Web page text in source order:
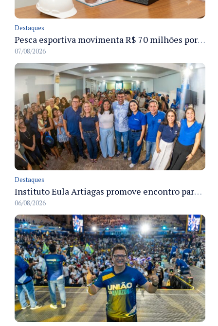
Destaques
Pesca esportiva movimenta R$ 70 milhões por ano e ganha espaço na economia sustentável do Amazonas
07/08/2026
Destaques
Instituto Eula Artiagas promove encontro para discutir melhorias para o bairro Petrópolis
06/08/2026